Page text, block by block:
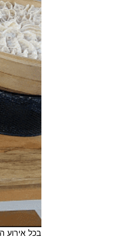
בכל אירוע